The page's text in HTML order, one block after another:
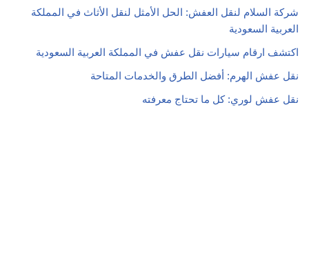
شركة السلام لنقل العفش: الحل الأمثل لنقل الأثاث في المملكة
العربية السعودية
اكتشف ارقام سيارات نقل عفش في المملكة العربية السعودية
نقل عفش الهرم: أفضل الطرق والخدمات المتاحة
نقل عفش لوري: كل ما تحتاج معرفته